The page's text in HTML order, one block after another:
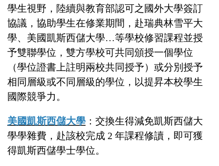
學生視野，陸續與教育部認可之國外大學簽訂
協議，協助學生在修業期間，赴瑞典林雪平大
學、美國凱斯西儲大學…等學校修習課程並授
予雙聯學位，雙方學校可共同頒授一個學位
（學位證書上註明兩校共同授予）或分別授予
相同層級或不同層級的學位，以提昇本校學生
國際競爭力。
美國凱斯西儲大學 ：交換生得減免凱斯西儲大
學學雜費，赴該校完成 2 年課程修讀，即可獲
得凱斯西儲學士學位。